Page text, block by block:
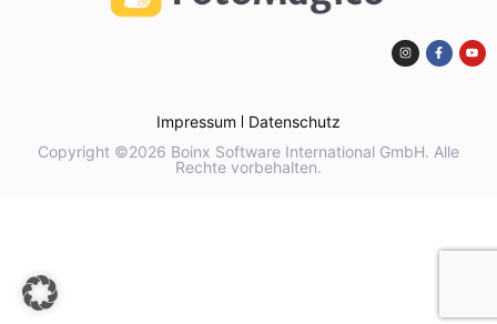
Impressum
Datenschutz
Copyright ©2026 Boinx Software International GmbH. Alle
Rechte vorbehalten.